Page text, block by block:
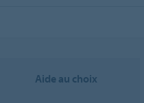
Aide au choix